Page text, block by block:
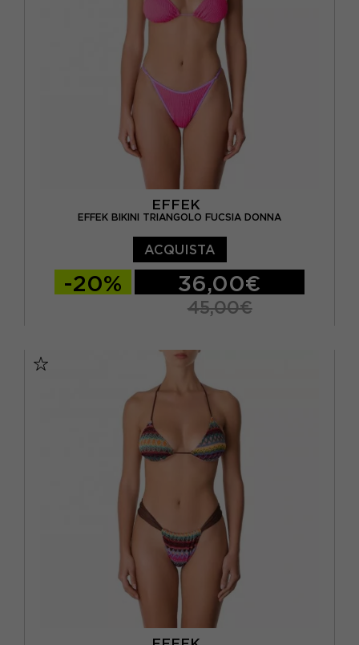
EFFEK
EFFEK BIKINI TRIANGOLO FUCSIA DONNA
ACQUISTA
-20% 36,00€
45,00€